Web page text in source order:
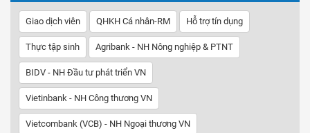
Giao dịch viên QHKH Cá nhân-RM Hỗ trợ tín dụng
Thực tập sinh Agribank - NH Nông nghiệp & PTNT
BIDV - NH Đầu tư phát triển VN
Vietinbank - NH Công thương VN
Vietcombank (VCB) - NH Ngoại thương VN